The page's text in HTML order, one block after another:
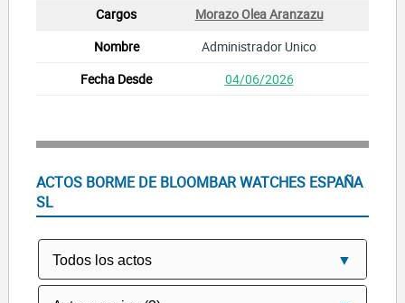
Morazo Olea Aranzazu
Administrador Unico
04/06/2026
ACTOS BORME DE BLOOMBAR WATCHES ESPAÑA
SL